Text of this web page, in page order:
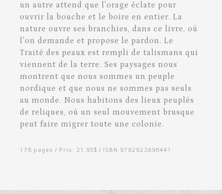
un autre attend que l'orage éclate pour
ouvrir la bouche et le boire en entier. La
nature ouvre ses branchies, dans ce livre, où
l'on demande et propose le pardon. Le
Traité des peaux est rempli de talismans qui
viennent de la terre. Ses paysages nous
montrent que nous sommes un peuple
nordique et que nous ne sommes pas seuls
au monde. Nous habitons des lieux peuplés
de reliques, où un seul mouvement brusque
peut faire migrer toute une colonie.
176 pages / Prix: 21.95$ / ISBN 9782923896441